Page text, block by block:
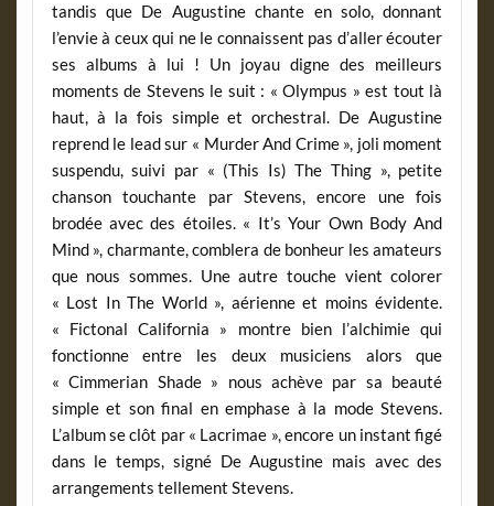
tandis que De Augustine chante en solo, donnant
l’envie à ceux qui ne le connaissent pas d’aller écouter
ses albums à lui ! Un joyau digne des meilleurs
moments de Stevens le suit : « Olympus » est tout là
haut, à la fois simple et orchestral. De Augustine
reprend le lead sur « Murder And Crime », joli moment
suspendu, suivi par « (This Is) The Thing », petite
chanson touchante par Stevens, encore une fois
brodée avec des étoiles. « It’s Your Own Body And
Mind », charmante, comblera de bonheur les amateurs
que nous sommes. Une autre touche vient colorer
« Lost In The World », aérienne et moins évidente.
« Fictonal California » montre bien l’alchimie qui
fonctionne entre les deux musiciens alors que
« Cimmerian Shade » nous achève par sa beauté
simple et son final en emphase à la mode Stevens.
L’album se clôt par « Lacrimae », encore un instant figé
dans le temps, signé De Augustine mais avec des
arrangements tellement Stevens.